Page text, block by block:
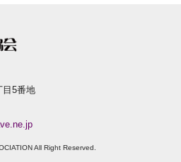
目5番地
All Right Reserved.